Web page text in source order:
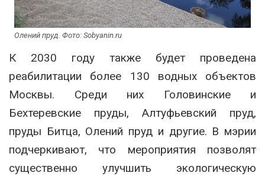
Олений пруд. Фото: Sobyanin.ru
К 2030 году также будет проведена
реабилитации более 130 водных объектов
Москвы. Среди них Головинские и
Бехтеревские пруды, Алтуфьевский пруд,
пруды Битца, Олений пруд и другие. В мэрии
подчеркивают, что мероприятия позволят
существенно улучшить экологическую